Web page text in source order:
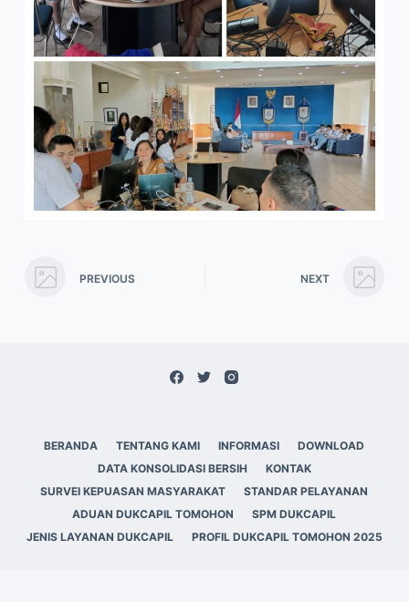
PREVIOUS NEXT
BERANDA TENTANG KAMI INFORMASI
DOWNLOAD
DATA KONSOLIDASI BERSIH
KONTAK
SURVEI KEPUASAN MASYARAKAT
STANDAR PELAYANAN
ADUAN DUKCAPIL TOMOHON
SPM DUKCAPIL
JENIS LAYANAN DUKCAPIL
PROFIL DUKCAPIL TOMOHON 2025